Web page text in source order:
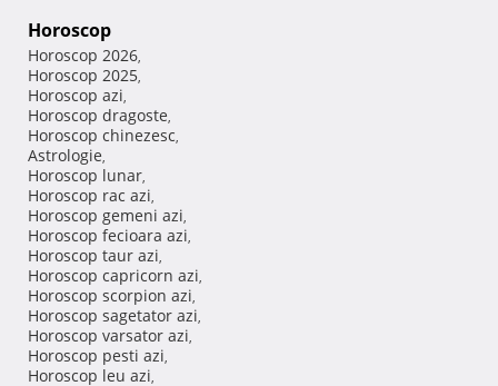
Horoscop
Horoscop 2026,
Horoscop 2025,
Horoscop azi,
Horoscop dragoste,
Horoscop chinezesc,
Astrologie,
Horoscop lunar,
Horoscop rac azi,
Horoscop gemeni azi,
Horoscop fecioara azi,
Horoscop taur azi,
Horoscop capricorn azi,
Horoscop scorpion azi,
Horoscop sagetator azi,
Horoscop varsator azi,
Horoscop pesti azi,
Horoscop leu azi,